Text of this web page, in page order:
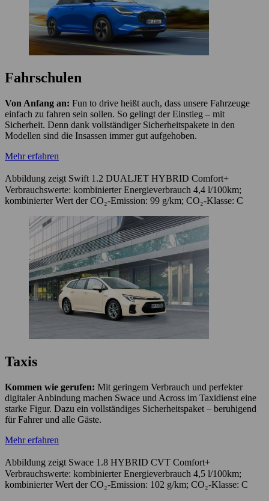
Fahrschulen
Von Anfang an: Fun to drive heißt auch, dass unsere Fahrzeuge
einfach zu fahren sein sollen. So gelingt der Einstieg – mit
Sicherheit. Denn dank vollständiger Sicherheitspakete in den
Modellen sind die Insassen immer gut aufgehoben.
Mehr erfahren
Abbildung zeigt Swift 1.2 DUALJET HYBRID Comfort+
Verbrauchswerte: kombinierter Energieverbrauch 4,4 l/100km;
kombinierter Wert der CO₂-Emission: 99 g/km; CO₂-Klasse: C
Taxis
Kommen wie gerufen: Mit geringem Verbrauch und perfekter
digitaler Anbindung machen Swace und Across im Taxidienst eine
starke Figur. Dazu ein vollständiges Sicherheitspaket – beruhigend
für Fahrer und alle Gäste.
Mehr erfahren
Abbildung zeigt Swace 1.8 HYBRID CVT Comfort+
Verbrauchswerte: kombinierter Energieverbrauch 4,5 l/100km;
kombinierter Wert der CO₂-Emission: 102 g/km; CO₂-Klasse: C